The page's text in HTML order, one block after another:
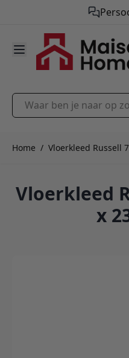
Gratis
Ga naar de inhoud
Waar ben je naar op zoek?
Home / Vloerkleed Russell
Vloerkleed
x